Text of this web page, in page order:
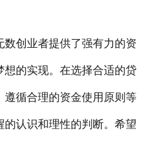
创业者提供了强有力的资
的实现。在选择合适的贷
循合理的资金使用原则等
认识和理性的判断。希望